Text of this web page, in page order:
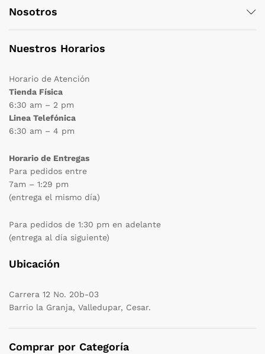
Nosotros
Nuestros Horarios
Horario de Atención
Tienda Física
6:30 am – 2 pm
Linea Telefónica
6:30 am – 4 pm
Horario de Entregas
Para pedidos entre
7am – 1:29 pm
(entrega el mismo día)
Para pedidos de 1:30 pm en adelante
(entrega al día siguiente)
Ubicación
Carrera 12 No. 20b-03
Barrio la Granja, Valledupar, Cesar.
Comprar por Categoría